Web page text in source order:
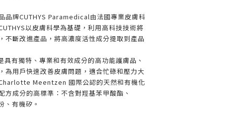
品牌CUTHYS Paramedical由法國專業皮膚科
以皮膚科學為基礎，利用高科技技術將
不斷改進產品，將高濃度活性成分提取到產品
具有獨特、專業和有效成分的高功能護膚品 、
為用戶快速改善皮膚問題，適合忙碌和壓力大
Meentzen 國際公認的天然和有機化
方成分的高標準：不含對羥基苯甲酸酯、
、 有機矽 。